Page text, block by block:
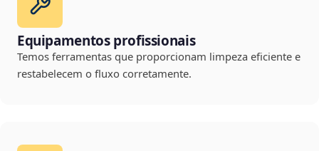
Equipamentos profissionais
Temos ferramentas que proporcionam limpeza eficiente e
restabelecem o fluxo corretamente.